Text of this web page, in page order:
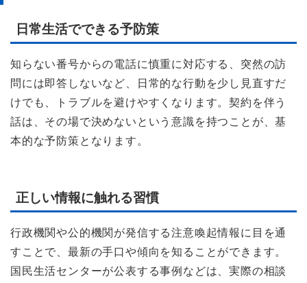
日常生活でできる予防策
知らない番号からの電話に慎重に対応する、突然の訪
問には即答しないなど、日常的な行動を少し見直すだ
けでも、トラブルを避けやすくなります。契約を伴う
話は、その場で決めないという意識を持つことが、基
本的な予防策となります。
正しい情報に触れる習慣
行政機関や公的機関が発信する注意喚起情報に目を通
すことで、最新の手口や傾向を知ることができます。
国民生活センターが公表する事例などは、実際の相談